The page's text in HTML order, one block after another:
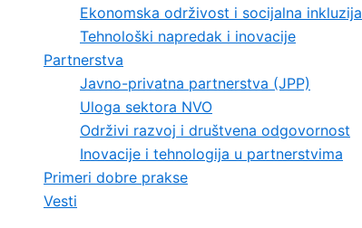
Ekonomska održivost i socijalna inkluzija
Tehnološki napredak i inovacije
Partnerstva
Javno-privatna partnerstva (JPP)
Uloga sektora NVO
Održivi razvoj i društvena odgovornost
Inovacije i tehnologija u partnerstvima
Primeri dobre prakse
Vesti